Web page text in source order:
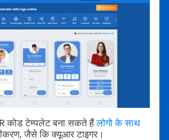
कोड टेम्पलेट बना सकते हैंलोगो के साथ
जैसे कि क्यूआर टाइगर।